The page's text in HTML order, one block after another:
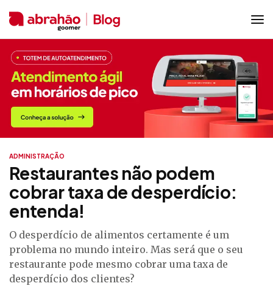
ADMINISTRAÇÃO
Restaurantes não podem
cobrar taxa de desperdício:
entenda!
O desperdício de alimentos certamente é um
problema no mundo inteiro. Mas será que o seu
restaurante pode mesmo cobrar uma taxa de
desperdício dos clientes?